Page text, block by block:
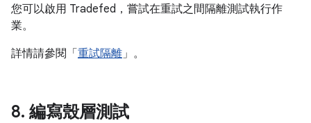
您可以啟用 Tradefed，嘗試在重試之間隔離測試執行作
業。
詳情請參閱「 重試隔離」。
8. 編寫殼層測試